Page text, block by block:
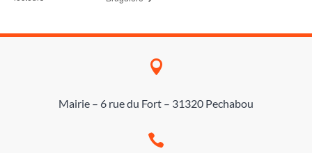

Mairie – 6 rue du Fort – 31320 Pechabou
